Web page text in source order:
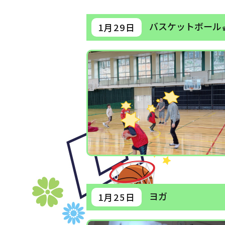
1月29日 バスケットボール
1月25日 ヨガ